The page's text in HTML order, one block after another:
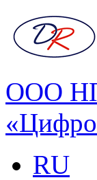
ООО
RU